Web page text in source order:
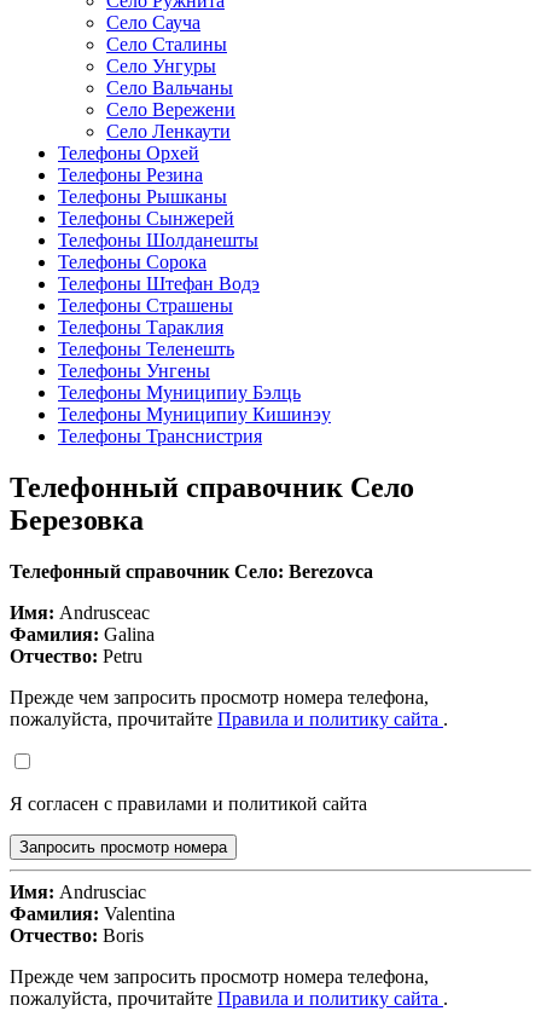
Село Сауча
Село Сталины
Село Унгуры
Село Вальчаны
Село Вережени
Село Ленкаути
Телефоны Орхей
Телефоны Резина
Телефоны Рышканы
Телефоны Сынжерей
Телефоны Шолданешты
Телефоны Сорока
Телефоны Штефан Водэ
Телефоны Страшены
Телефоны Тараклия
Телефоны Теленешть
Телефоны Унгены
Телефоны Муниципиу Бэлць
Телефоны Муниципиу Кишинэу
Телефоны Транснистрия
Телефонный справочник Село
Березовка
Телефонный справочник Село: Berezovca
Имя: Andrusceac
Фамилия: Galina
Отчество: Petru
Прежде чем запросить просмотр номера телефона,
пожалуйста, прочитайте Правила и политику сайта .
Я согласен с правилами и политикой сайта
Запросить просмотр номера
Имя: Andrusciac
Фамилия: Valentina
Отчество: Boris
Прежде чем запросить просмотр номера телефона,
пожалуйста, прочитайте Правила и политику сайта .